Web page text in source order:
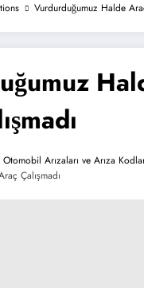
Vurdurduğumuz Halde
Arızaları ve Arıza
Çalışmadı